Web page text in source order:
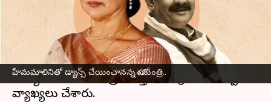
హేమమాలినితో డ్యాన్స్ చేయించానన్న హోంమంత్రి..
TEJAVYAS BESTHA Oct 26, 2023 04:06 pm
ఈ వార్తాకథనం ఏంటి
ప్రఖ్యాత నటీమణి,బీజేపీనేత హేమమాలినిపై
మధ్యప్రదేశ్ హోంమంత్రి నరోత్తమ్ మిశ్రా వివాదాస్పద